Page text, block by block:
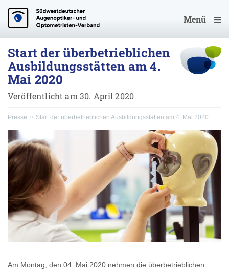
Menü
Start der überbetrieblichen
Ausbildungsstätten am 4.
Mai 2020
Veröffentlicht am 30. April 2020
Presse Start der überbetrieblichen Ausbildungsstätten am 4. Mai 2020
Am Montag, den 04. Mai 2020 nehmen die überbetrieblichen